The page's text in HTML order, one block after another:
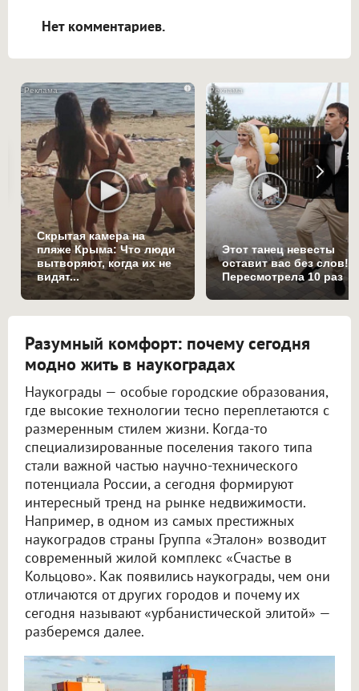
Нет комментариев.
i
Скрытая камера на
пляже Крыма: Что люди
вытворяют, когда их не
видят...
Этот танец невесты
оставит вас без слов!
Пересмотрела 10 раз
Разумный комфорт: почему сегодня
модно жить в наукоградах
Наукограды — особые городские образования,
где высокие технологии тесно переплетаются с
размеренным стилем жизни. Когда-то
специализированные поселения такого типа
стали важной частью научно-технического
потенциала России, а сегодня формируют
интересный тренд на рынке недвижимости.
Например, в одном из самых престижных
наукоградов страны Группа «Эталон» возводит
современный жилой комплекс «Счастье в
Кольцово». Как появились наукограды, чем они
отличаются от других городов и почему их
сегодня называют «урбанистической элитой» —
разберемся далее.